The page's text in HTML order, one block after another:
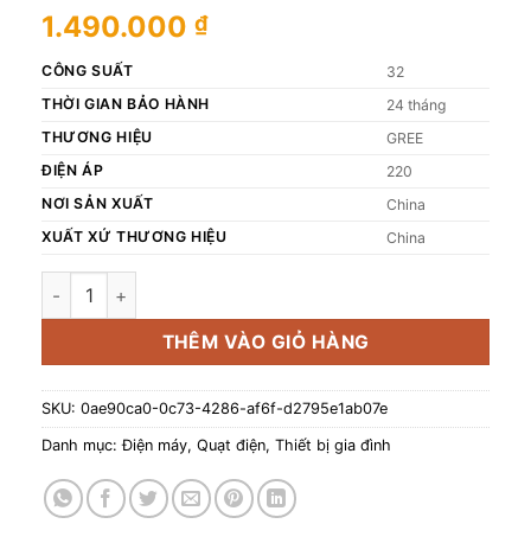
1.490.000 ₫
CÔNG SUẤT
32
THỜI GIAN BẢO HÀNH
24 tháng
THƯƠNG HIỆU
GREE
ĐIỆN ÁP
220
NƠI SẢN XUẤT
China
XUẤT XỨ THƯƠNG HIỆU
China
Quạt tuần hoàn Gree FXDWK-1903g3 số lượng
THÊM VÀO GIỎ HÀNG
SKU: 0ae90ca0-0c73-4286-af6f-d2795e1ab07e
Danh mục:Điện máy, Quạt điện, Thiết bị gia đình